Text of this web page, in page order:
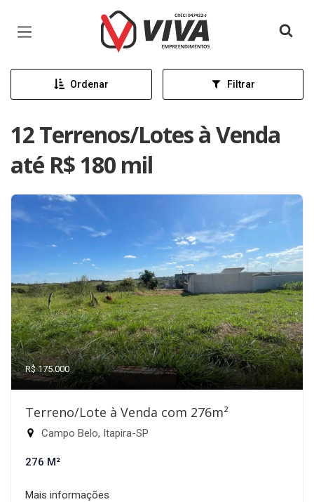
Página inicial
Ordenar Filtrar
12 Terrenos/Lotes à Venda
até R$ 180 mil
R$ 175.000
Terreno/Lote à Venda com 276m²
Campo Belo, Itapira-SP
276 M²
Mais informações